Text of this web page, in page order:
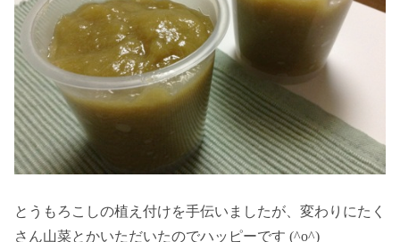
とうもろこしの植え付けを手伝いましたが、変わりにたく
さん山菜とかいただいたのでハッピーです (^o^)